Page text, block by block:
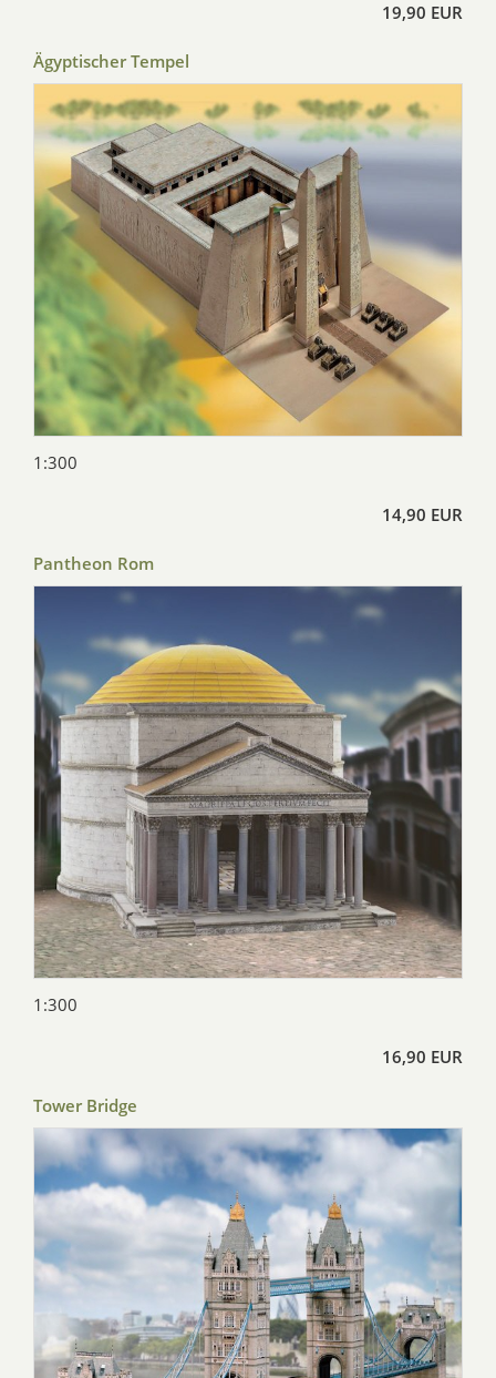
19,90 EUR
Ägyptischer Tempel
1:300
14,90 EUR
Pantheon Rom
1:300
16,90 EUR
Tower Bridge